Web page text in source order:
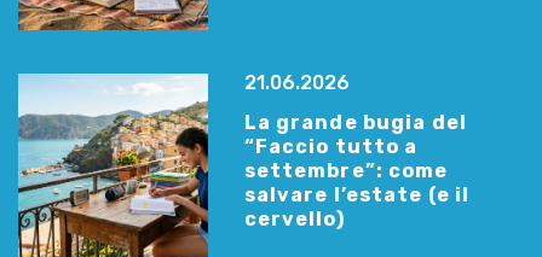
21.06.2026
La grande bugia del
“Faccio tutto a
settembre”: come
salvare l’estate (e il
cervello)